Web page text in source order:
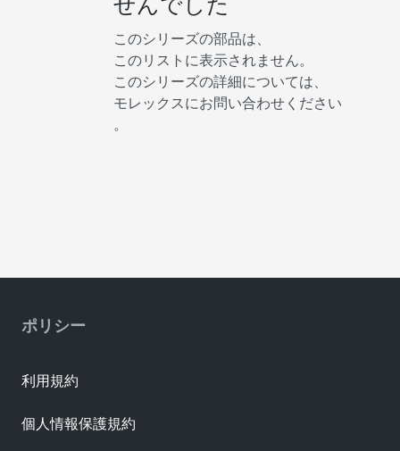
このシリーズの部品は、
このリストに表示されません。
このシリーズの詳細については、
モレックスにお問い合わせください
。
ポリシー
利用規約
個人情報保護規約